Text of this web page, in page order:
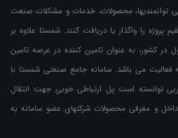
توانمندیها، محصولات، خدمات و مشکلات صنعت
پروژه را واگذار یا دریافت کنند. شمستا علاوه بر
در کشور، به عنوان تامین کننده در عرصه تامین
فعالیت می باشد. سامانه جامع صنعتی شمستا با
توانسته است پل ارتباطی خوبی جهت انتقال
و معرفی محصولات شرکتهای عضو سامانه به